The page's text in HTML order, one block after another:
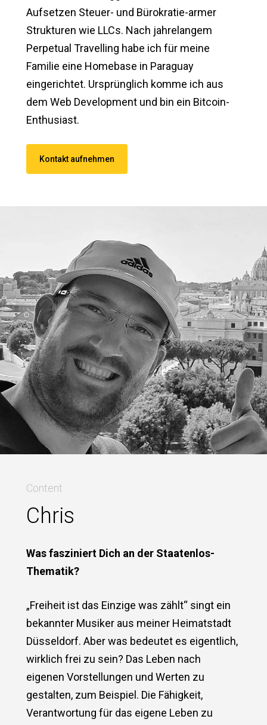
Aufsetzen Steuer- und Bürokratie-armer
Strukturen wie LLCs. Nach jahrelangem
Perpetual Travelling habe ich für meine
Familie eine Homebase in Paraguay
eingerichtet. Ursprünglich komme ich aus
dem Web Development und bin ein Bitcoin-
Enthusiast.
Kontakt aufnehmen
Content
Chris
Was fasziniert Dich an der Staatenlos-
Thematik?
„Freiheit ist das Einzige was zählt“ singt ein
bekannter Musiker aus meiner Heimatstadt
Düsseldorf. Aber was bedeutet es eigentlich,
wirklich frei zu sein? Das Leben nach
eigenen Vorstellungen und Werten zu
gestalten, zum Beispiel. Die Fähigkeit,
Verantwortung für das eigene Leben zu